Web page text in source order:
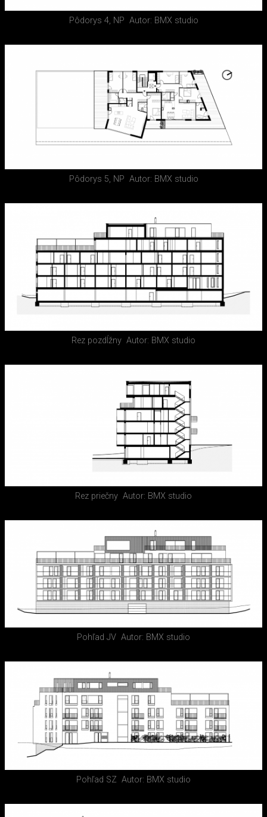
Pôdorys 4, NP Autor: BMX studio
Pôdorys 5, NP Autor: BMX studio
Rez pozdĺžny Autor: BMX studio
Rez priečny Autor: BMX studio
Pohľad JV Autor: BMX studio
Pohľad SZ Autor: BMX studio